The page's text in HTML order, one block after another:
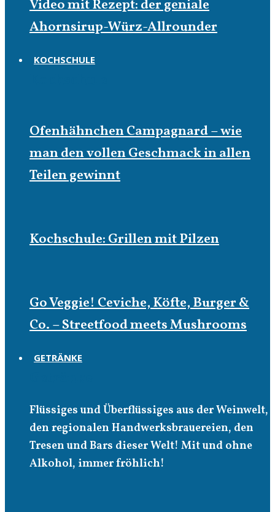
Video mit Rezept: der geniale
Ahornsirup-Würz-Allrounder
KOCHSCHULE
Ofenhähnchen Campagnard – wie
man den vollen Geschmack in allen
Teilen gewinnt
Kochschule: Grillen mit Pilzen
Go Veggie! Ceviche, Köfte, Burger &
Co. – Streetfood meets Mushrooms
GETRÄNKE
Flüssiges und Überflüssiges aus der Weinwelt,
den regionalen Handwerksbrauereien, den
Tresen und Bars dieser Welt! Mit und ohne
Alkohol, immer fröhlich!